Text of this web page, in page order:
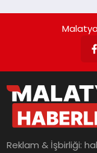
Reklam & İşbirliği: